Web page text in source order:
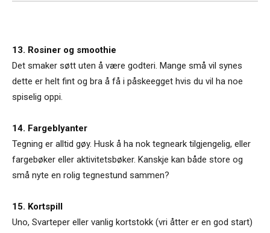
13. Rosiner og smoothie
Det smaker søtt uten å være godteri. Mange små vil synes
dette er helt fint og bra å få i påskeegget hvis du vil ha noe
spiselig oppi.
14. Fargeblyanter
Tegning er alltid gøy. Husk å ha nok tegneark tilgjengelig, eller
fargebøker eller aktivitetsbøker. Kanskje kan både store og
små nyte en rolig tegnestund sammen?
15. Kortspill
Uno, Svarteper eller vanlig kortstokk (vri åtter er en god start)